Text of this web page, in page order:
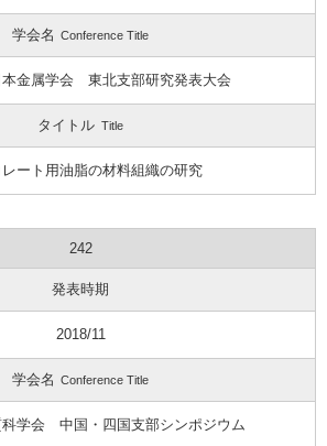
学会名 Conference Title
金属学会 東北支部研究発表大会
タイトル Title
ート用油脂の材料組織の研究
242
発表時期
2018/11
学会名 Conference Title
科学会 中国・四国支部シンポジウム